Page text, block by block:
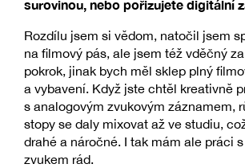
surovinou, nebo pořizujete digitální
Rozdílu jsem si vědom, natočil jsem
na filmový pás, ale jsem též vděčný
pokrok, jinak bych měl sklep plný
a vybavení. Když jste chtěl kreativně
s analogovým zvukovým záznamem,
stopy se daly mixovat až ve studiu,
drahé a náročné. I tak mám ale práci
zvukem rád.